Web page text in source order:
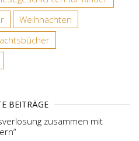
Weihnachten
BEITRÄGE
zusammen mit